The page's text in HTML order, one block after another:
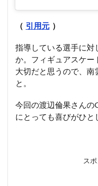
（ 引用元 ）
指導している選手に対
か。フィギュアスケー
大切だと思うので、
と。
今回の渡辺倫果さんの
にとっても喜びがひと
ス